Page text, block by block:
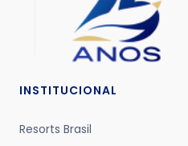
INSTITUCIONAL
Resorts Brasil